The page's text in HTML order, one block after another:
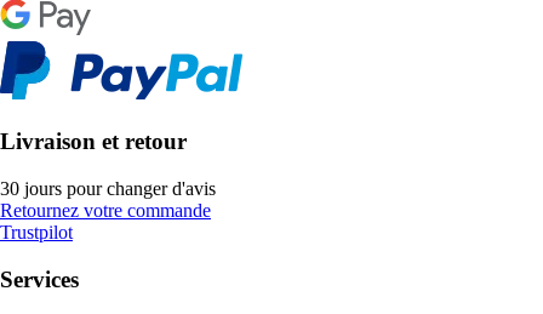
Livraison et retour
30 jours pour changer d'avis
Retournez votre commande
Trustpilot
Services